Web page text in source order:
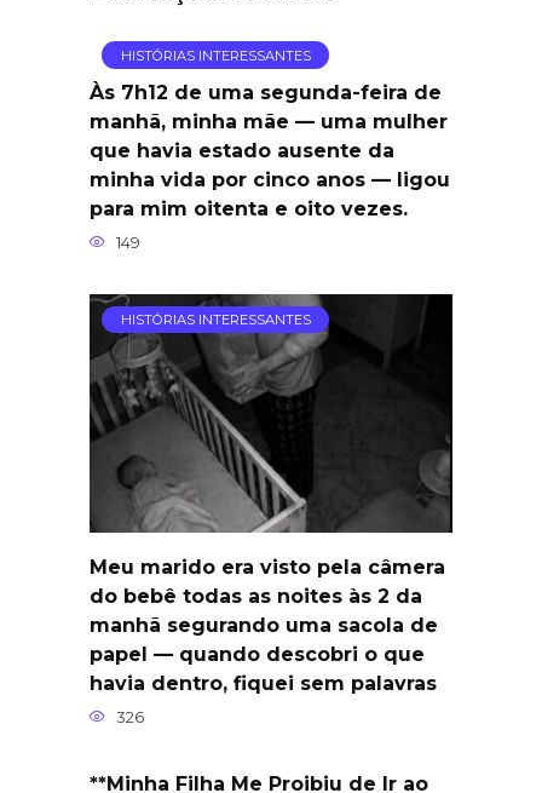
HISTÓRIAS INTERESSANTES
Às 7h12 de uma segunda-feira de
manhã, minha mãe — uma mulher
que havia estado ausente da
minha vida por cinco anos — ligou
para mim oitenta e oito vezes.
149
HISTÓRIAS INTERESSANTES
Meu marido era visto pela câmera
do bebê todas as noites às 2 da
manhã segurando uma sacola de
papel — quando descobri o que
havia dentro, fiquei sem palavras
326
**Minha Filha Me Proibiu de Ir ao